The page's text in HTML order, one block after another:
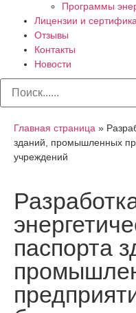
Программы
Лицензии и
Отзывы
Контакты
Новости
Главная страница »
зданий, промышленных
учреждений
паспорта